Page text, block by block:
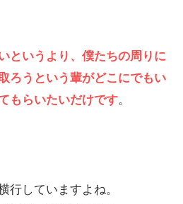
というより、僕たちの周りに
ろうという輩がどこにでもい
もらいたいだけです。
行していますよね。